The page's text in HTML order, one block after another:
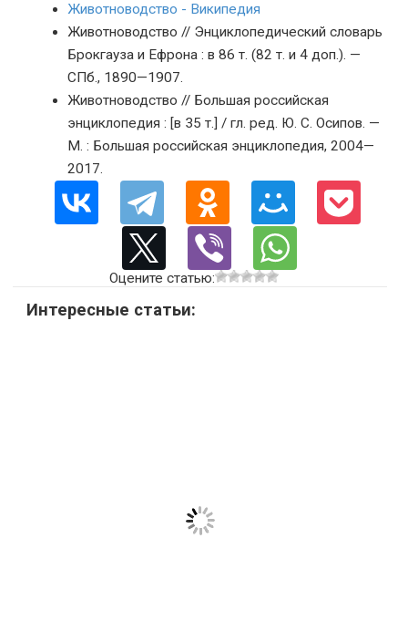
Животноводство - Википедия
Животноводство // Энциклопедический словарь
Брокгауза и Ефрона : в 86 т. (82 т. и 4 доп.). —
СПб., 1890—1907.
Животноводство // Большая российская
энциклопедия : [в 35 т.] / гл. ред. Ю. С. Осипов. —
М. : Большая российская энциклопедия, 2004—
2017.
Оцените статью:
Интересные статьи: